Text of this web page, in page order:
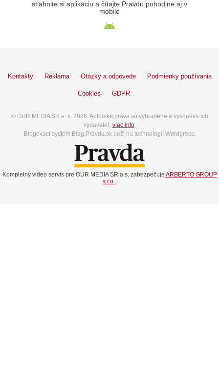
stiahnite si aplikáciu a čítajte Pravdu pohodlne aj v
mobile
Kontakty Reklama Otázky a odpovede Podmienky používania
Cookies GDPR
© OUR MEDIA SR a. s. 2026. Autorské práva sú vyhradené a vykonáva ich
vydavateľ, viac info.
Blogovací systém Blog.Pravda.sk beží na technológií Wordpress.
Kompletný video servis pre OUR MEDIA SR a.s. zabezpečuje ARBERTO GROUP
s.r.o..